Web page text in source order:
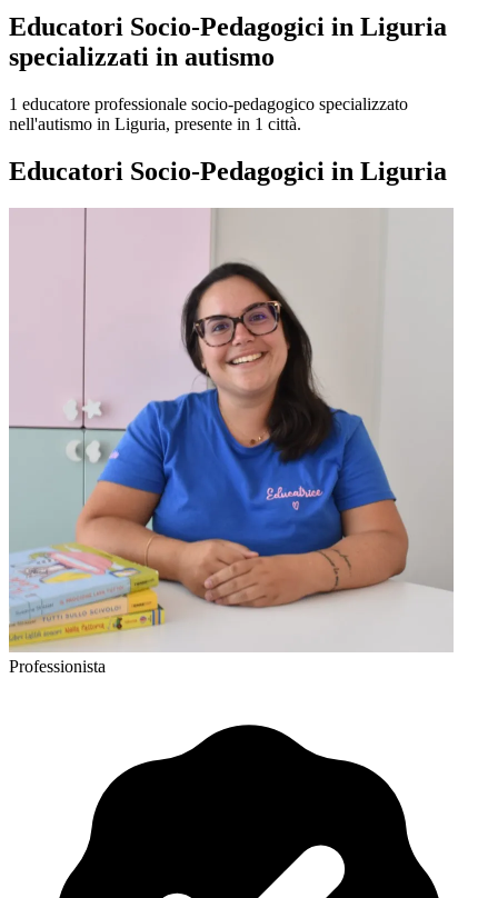
Educatori Socio-Pedagogici in Liguria
specializzati in autismo
1 educatore professionale socio-pedagogico specializzato
nell'autismo in Liguria, presente in 1 città.
Educatori Socio-Pedagogici in Liguria
Professionista